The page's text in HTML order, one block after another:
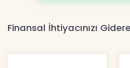
Finansal İhtiyacınızı